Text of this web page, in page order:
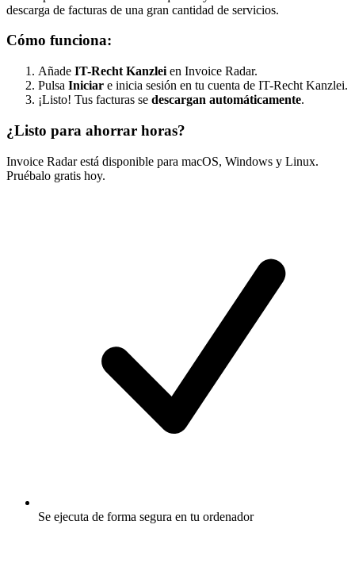
descarga de facturas de una gran cantidad de servicios.
Cómo funciona:
Añade IT-Recht Kanzlei en Invoice Radar.
Pulsa Iniciar e inicia sesión en tu cuenta de IT-Recht Kanzlei.
¡Listo! Tus facturas se descargan automáticamente.
¿Listo para ahorrar horas?
Invoice Radar está disponible para macOS, Windows y Linux.
Pruébalo gratis hoy.
Se ejecuta de forma segura en tu ordenador